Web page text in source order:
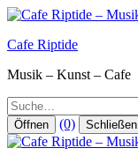
Zum
springen
Cafe Riptide
Musik – Kunst – Cafe
Suche
Öffnen (0) Schließen